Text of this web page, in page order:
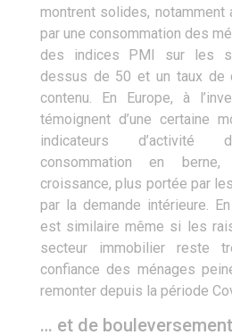
montrent solides, notamment
par une consommation des
des indices PMI sur les
dessus de 50 et un taux de
contenu. En Europe, à
témoignent d’une certaine
indicateurs d’activité
consommation en
croissance, plus portée par
par la demande intérieure.
est similaire même si les
secteur immobilier reste
confiance des ménages
remonter depuis la période
… et de